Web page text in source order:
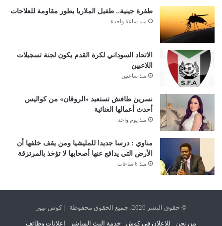
طفرة جينية.. طفيل الملاريا يطور مقاومة للعلاجات
منذ ساعة واحدة
الاتحاد السوداني لكرة القدم يكون لجنة تسجيلات
اللاعبين
منذ ساعتين
نسرين طافش تستعيد «الروقان» من كواليس
أحدث أعمالها الغنائية
منذ يوم واحد
مناوي : درسا جديدا للمليشيا ومن يقف خلفها أن
الأرض التي يدافع عنها أصحابها لا تؤخذ بالمرتزقة
منذ 6 ساعات
© حقوق النشر 2026، جميع الحقوق محفوظة | كوش نيوز
من نحن للإعلان في كوش خدمة البث المباشر اعلانات وظائف